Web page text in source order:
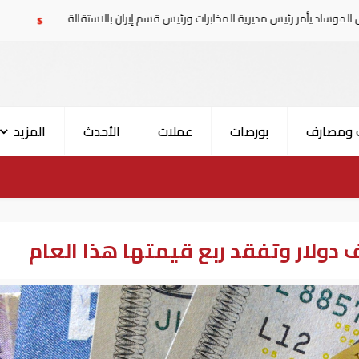
رئيس مديرية المخابرات ورئيس قسم إيران بالاستقالة
ومصارف بورصات عملات الأحدث المزيد